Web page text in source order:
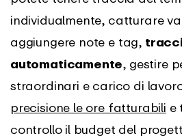
individualmente, catturare
aggiungere note e tag,
automaticamente, gestire
straordinari e carico di
precisione le ore fatturabili e
controllo il budget del